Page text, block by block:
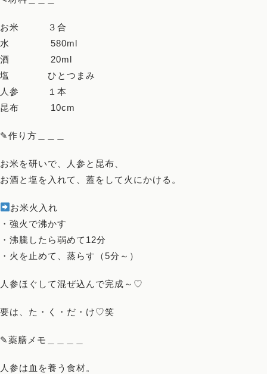
お料理レッスン
お問い合わせ
お米 ３合
水 580ml
酒 20ml
塩 ひとつまみ
人参 １本
昆布 10cm
✎作り方＿＿＿
お米を研いで、人参と昆布、
お酒と塩を入れて、蓋をして火にかける。
お米火入れ
・強火で沸かす
・沸騰したら弱めて12分
・火を止めて、蒸らす（5分～）
人参ほぐして混ぜ込んで完成～♡
要は、た・く・だ・け♡笑
✎薬膳メモ＿＿＿＿
人参は血を養う食材。